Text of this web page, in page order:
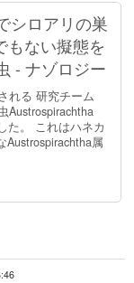
シロアリの巣
もない擬態を
- ナゾロジー
れる 研究チーム
Austrospirachtha
た。 これはハネカ
Austrospirachtha属